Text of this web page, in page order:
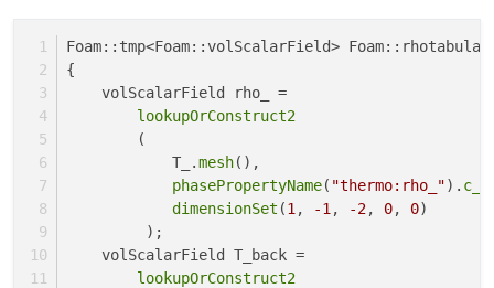
Foam::tmp<Foam::volScalarField>
{
    volScalarField rho_ =
lookupOrConstruct2
	(
	    T_.
mesh(),
phasePropertyName( "thermo:rho_").
dimensionSet (1 , -1 , -2, 0, 0)
	 );
    volScalarField T_back =
lookupOrConstruct2